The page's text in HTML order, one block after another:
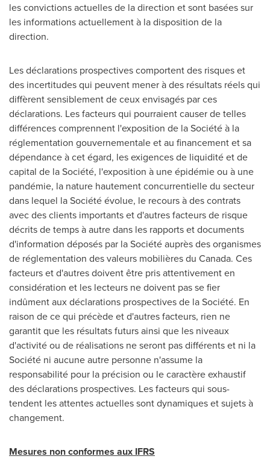
les convictions actuelles de la direction et sont basées sur
les informations actuellement à la disposition de la
direction.
Les déclarations prospectives comportent des risques et
des incertitudes qui peuvent mener à des résultats réels qui
diffèrent sensiblement de ceux envisagés par ces
déclarations. Les facteurs qui pourraient causer de telles
différences comprennent l'exposition de la Société à la
réglementation gouvernementale et au financement et sa
dépendance à cet égard, les exigences de liquidité et de
capital de la Société, l'exposition à une épidémie ou à une
pandémie, la nature hautement concurrentielle du secteur
dans lequel la Société évolue, le recours à des contrats
avec des clients importants et d'autres facteurs de risque
décrits de temps à autre dans les rapports et documents
d'information déposés par la Société auprès des organismes
de réglementation des valeurs mobilières du Canada. Ces
facteurs et d'autres doivent être pris attentivement en
considération et les lecteurs ne doivent pas se fier
indûment aux déclarations prospectives de la Société. En
raison de ce qui précède et d'autres facteurs, rien ne
garantit que les résultats futurs ainsi que les niveaux
d'activité ou de réalisations ne seront pas différents et ni la
Société ni aucune autre personne n'assume la
responsabilité pour la précision ou le caractère exhaustif
des déclarations prospectives. Les facteurs qui sous-
tendent les attentes actuelles sont dynamiques et sujets à
changement.
Mesures non conformes aux IFRS